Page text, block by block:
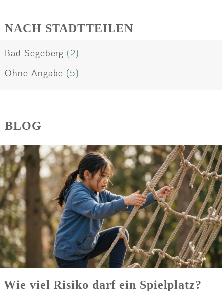
NACH STADTTEILEN
Bad Segeberg (2)
Ohne Angabe (5)
BLOG
Wie viel Risiko darf ein Spielplatz?